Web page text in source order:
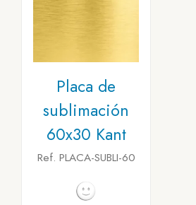
Placa de
sublimación
60x30 Kant
Ref. PLACA-SUBLI-60